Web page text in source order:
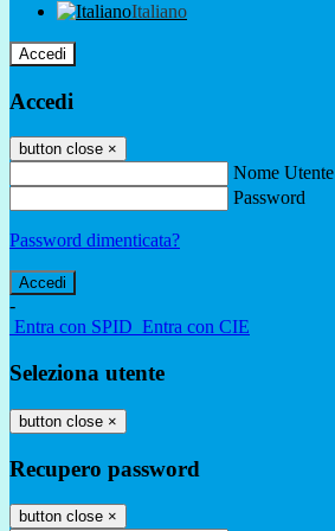
Italiano
Accedi
Accedi
button close ×
Nome Utente
Password
Password dimenticata?
-
Entra con SPID Entra con CIE
Seleziona utente
button close ×
Recupero password
button close ×